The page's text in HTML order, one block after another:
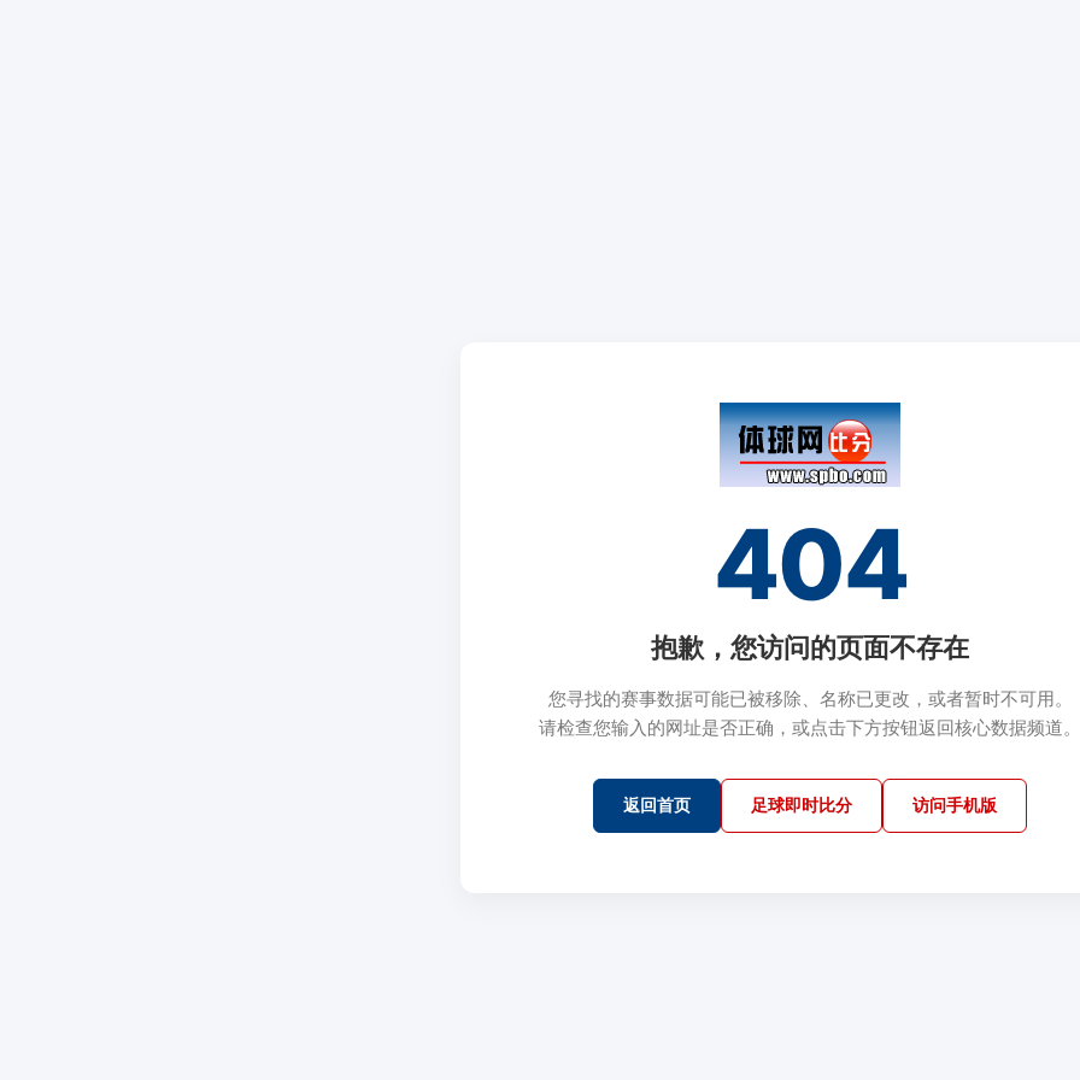
404
抱歉，您访问的页面不存在
您寻找的赛事数据可能已被移除、名称已更改，或者暂时不可用。
请检查您输入的网址是否正确，或点击下方按钮返回核心数据频道。
返回首页 足球即时比分 访问手机版